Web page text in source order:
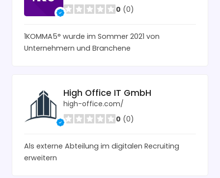
0 (0)
1KOMMA5° wurde im Sommer 2021 von
Unternehmern und Branchene
High Office IT GmbH
high-office.com/
0 (0)
Als externe Abteilung im digitalen Recruiting
erweitern